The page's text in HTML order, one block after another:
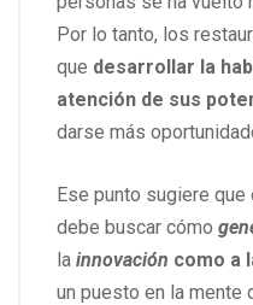
Por lo tanto, los
que desarrollar la
atención de sus
darse más
Ese punto sugiere
debe buscar cómo
la innovación como a
un puesto en la